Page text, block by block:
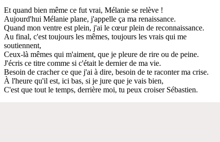
Et quand bien même ce fut vrai, Mélanie se relève !
Aujourd'hui Mélanie plane, j'appelle ça ma renaissance.
Quand mon ventre est plein, j'ai le cœur plein de reconnaissance.
Au final, c'est toujours les mêmes, toujours les vrais qui me
soutiennent,
Ceux-là mêmes qui m'aiment, que je pleure de rire ou de peine.
J'écris ce titre comme si c'était le dernier de ma vie.
Besoin de cracher ce que j'ai à dire, besoin de te raconter ma crise.
À l'heure qu'il est, ici bas, si je jure que je vais bien,
C'est que tout le temps, derrière moi, tu peux croiser Sébastien.